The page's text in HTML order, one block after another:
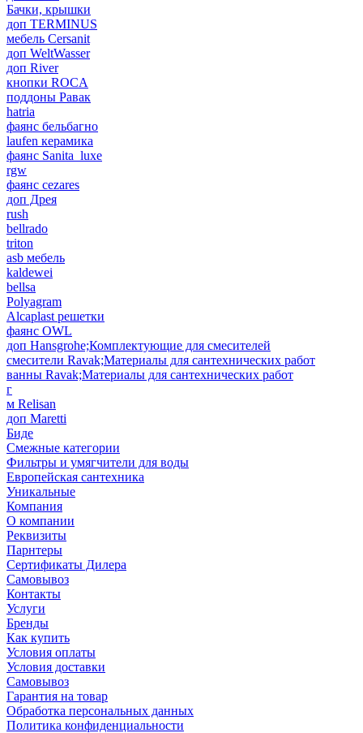
Бачки, крышки
доп TERMINUS
мебель Cersanit
доп WeltWasser
доп River
кнопки ROCA
поддоны Равак
hatria
фаянс бельбагно
laufen керамика
фаянс Sanita_luxe
rgw
фаянс cezares
доп Дрея
rush
bellrado
triton
asb мебель
kaldewei
bellsa
Polyagram
Alcaplast решетки
фаянс OWL
доп Hansgrohe;Комплектующие для смесителей
смесители Ravak;Материалы для сантехнических работ
ванны Ravak;Материалы для сантехнических работ
г
м Relisan
доп Maretti
Биде
Смежные категории
Фильтры и умягчители для воды
Европейская сантехника
Уникальные
Компания
О компании
Реквизиты
Парнтеры
Сертификаты Дилера
Самовывоз
Контакты
Услуги
Бренды
Как купить
Условия оплаты
Условия доставки
Самовывоз
Гарантия на товар
Обработка персональных данных
Политика конфиденциальности